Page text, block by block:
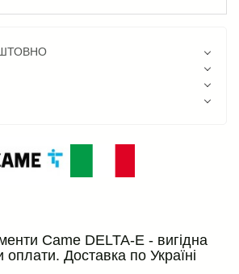
Came DELTA-E - вигідна
оплати. Доставка по Україні